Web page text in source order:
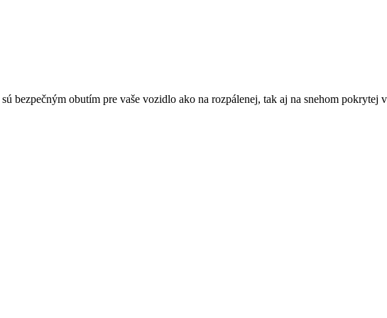
sú bezpečným obutím pre vaše vozidlo ako na rozpálenej, tak aj na snehom pokrytej